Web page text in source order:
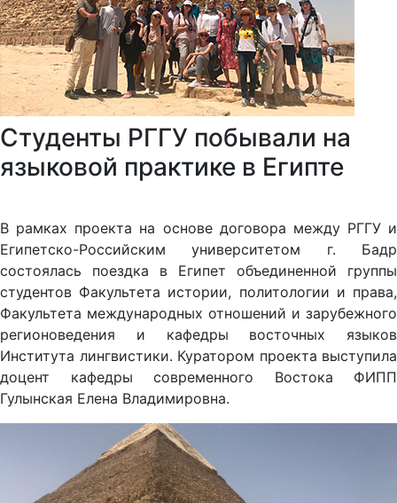
Студенты РГГУ побывали на
языковой практике в Египте
В рамках проекта на основе договора между РГГУ и
Египетско-Российским университетом г. Бадр
состоялась поездка в Египет объединенной группы
студентов Факультета истории, политологии и права,
Факультета международных отношений и зарубежного
регионоведения и кафедры восточных языков
Института лингвистики. Куратором проекта выступила
доцент кафедры современного Востока ФИПП
Гулынская Елена Владимировна.